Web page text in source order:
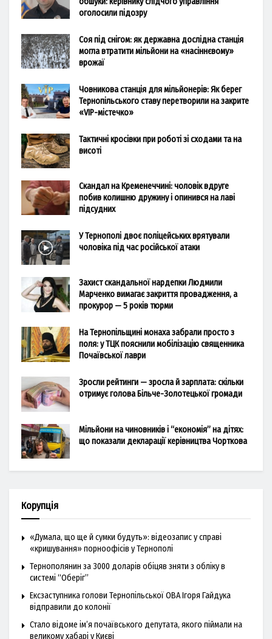
оголосили підозру
Соя під снігом: як державна дослідна станція
могла втратити мільйони на «насіннєвому»
врожаї
Човникова станція для мільйонерів: Як берег
Тернопільського ставу перетворили на закрите
«VIP-містечко»
Тактичні кросівки при роботі зі сходами та на
висоті
Скандал на Кременеччині: чоловік вдруге
побив колишню дружину і опинився на лаві
підсудних
У Тернополі двоє поліцейських врятували
чоловіка під час російської атаки
Захист скандальної нардепки Людмили
Марченко вимагає закриття провадження, а
прокурор — 5 років тюрми
На Тернопільщині монаха забрали просто з
поля: у ТЦК пояснили мобілізацію священника
Почаївської лаври
Зросли рейтинги — зросла й зарплата: скільки
отримує голова Більче-Золотецької громади
Мільйони на чиновників і “економія” на дітях:
що показали декларації керівництва Чорткова
Корупція
«Думала, що ще й сумки будуть»: відеозапис у справі
«кришування» порноофісів у Тернополі
Тернополянин за 3000 доларів обіцяв зняти з обліку в
системі “Оберіг”
Ексзаступника голови Тернопільської ОВА Ігоря Гайдука
відправили до колонії
Стало відоме ім’я почаївського депутата, якого піймали на
великому хабарі у Києві